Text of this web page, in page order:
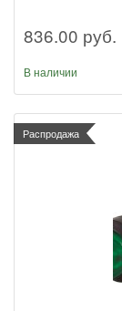
836.00 руб.
В наличии
Распродажа